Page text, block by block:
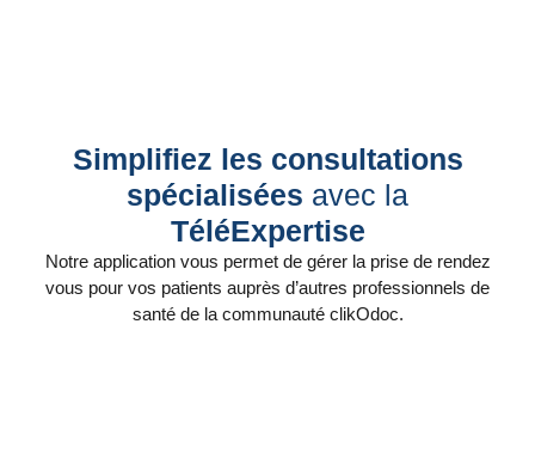
Simplifiez les consultations
spécialisées avec la
TéléExpertise
Notre application vous permet de gérer la prise de rendez
vous pour vos patients auprès d’autres professionnels de
santé de la communauté clikOdoc.